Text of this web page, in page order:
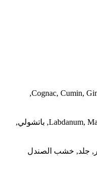
Cognac, Cumin, Ginger, Grapefruit, Nutmeg,
Labdanum, Mastic or Lentisque, Myrrh, باتشولي,